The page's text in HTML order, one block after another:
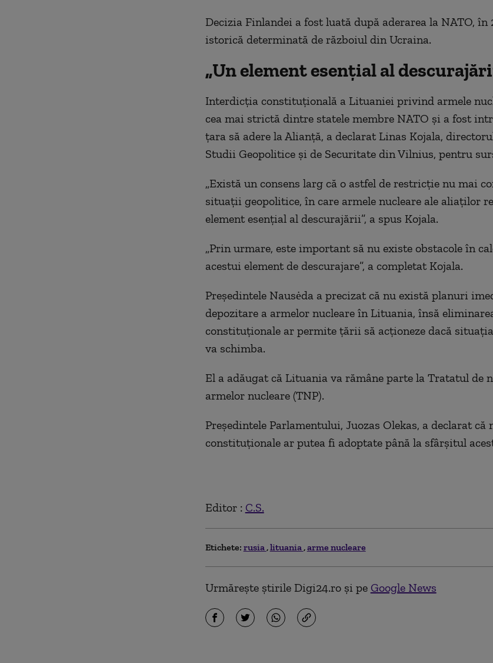
Decizia Finlandei a fost luată după aderarea la NATO, în
istorică determinată de războiul din Ucraina.
„Un element esențial al
Interdicția constituțională a Lituaniei privind armele
cea mai strictă dintre statele membre NATO și a fost
țara să adere la Alianță, a declarat Linas Kojala,
Studii Geopolitice și de Securitate din Vilnius, pentru
„Există un consens larg că o astfel de restricție nu mai
situații geopolitice, în care armele nucleare ale aliaților
element esențial al descurajării”, a spus Kojala.
„Prin urmare, este important să nu existe obstacole în
acestui element de descurajare”, a completat Kojala.
Președintele Nausėda a precizat că nu există planuri
depozitare a armelor nucleare în Lituania, însă
constituționale ar permite țării să acționeze dacă
va schimba.
El a adăugat că Lituania va rămâne parte la Tratatul de
armelor nucleare (TNP).
Președintele Parlamentului, Juozas Olekas, a declarat
constituționale ar putea fi adoptate până la sfârșitul
Editor : C.S.
Etichete: rusia lituania arme nucleare
Urmărește știrile Digi24.ro și pe Google News